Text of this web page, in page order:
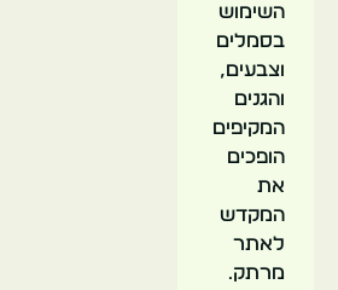
השימוש
בסמלים
וצבעים,
והגנים
המקיפים
הופכים
את
המקדש
לאתר
מרתק.